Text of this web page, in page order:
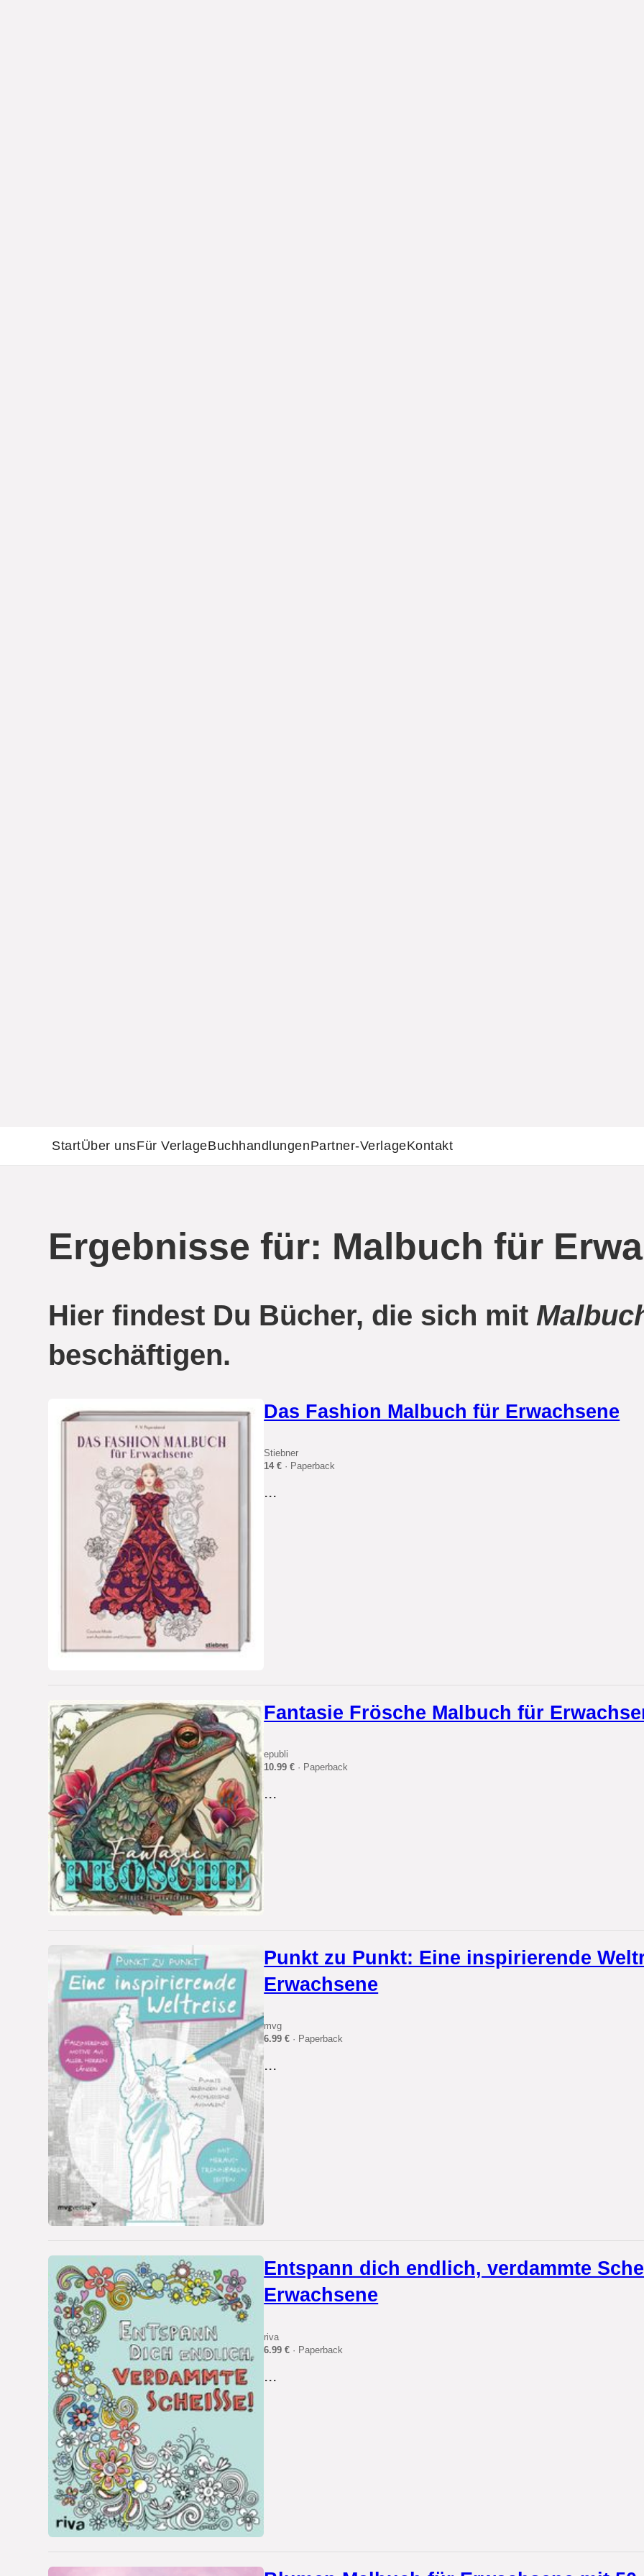
StartÜber unsFür VerlageBuchhandlungenPartner-VerlageKontakt
Ergebnisse für: Malbuch für
Hier findest Du Bücher, die sich mit
beschäftigen.
Das Fashion Malbuch für Erwachsene
Stiebner
14 € · Paperback
...
Fantasie Frösche Malbuch für
epubli
10.99 € · Paperback
...
Punkt zu Punkt: Eine inspirierende
Erwachsene
mvg
6.99 € · Paperback
...
Entspann dich endlich, verdammte
Erwachsene
riva
6.99 € · Paperback
...